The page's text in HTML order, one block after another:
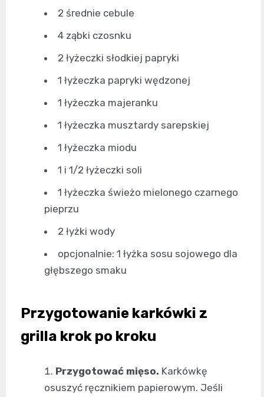
2 średnie cebule
4 ząbki czosnku
2 łyżeczki słodkiej papryki
1 łyżeczka papryki wędzonej
1 łyżeczka majeranku
1 łyżeczka musztardy sarepskiej
1 łyżeczka miodu
1 i 1/2 łyżeczki soli
1 łyżeczka świeżo mielonego czarnego
pieprzu
2 łyżki wody
opcjonalnie: 1 łyżka sosu sojowego dla
głębszego smaku
Przygotowanie karkówki z
grilla krok po kroku
Przygotować mięso. Karkówkę
osuszyć ręcznikiem papierowym. Jeśli